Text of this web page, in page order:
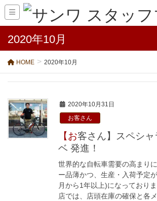
2020年10月
HOME 2020年10月
2020年10月31日
お客さん
【お客さん】スペシャライズド ルー
ベ 発進！
世界的な自転車需要の高まり
ー品薄かつ、生産・入荷予定
月から1年以上)になっており
店では、店頭在庫の確保と各